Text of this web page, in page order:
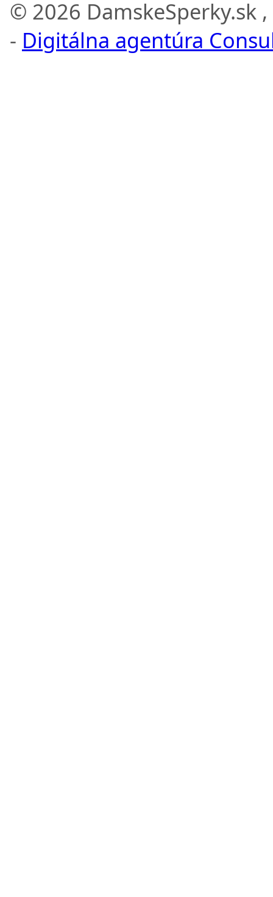
© 2026 DamskeSperky.sk
- Digitálna agentúra